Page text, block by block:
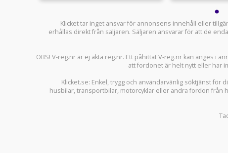
Klicket tar inget ansvar för annonsens innehåll eller
erhållas direkt från säljaren. Säljaren ansvarar för att de
OBS! V-reg.nr är ej äkta reg.nr. Ett påhittat V-reg.nr kan anges i
att fordonet är helt nytt eller har
Klicket.se: Enkel, trygg och användarvänlig söktjänst för
husbilar,transportbilar, motorcyklar eller andra fordon från